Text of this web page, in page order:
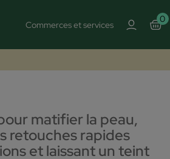
Commerces et services
0
matifier la peau,
retouches rapides
et laissant un teint